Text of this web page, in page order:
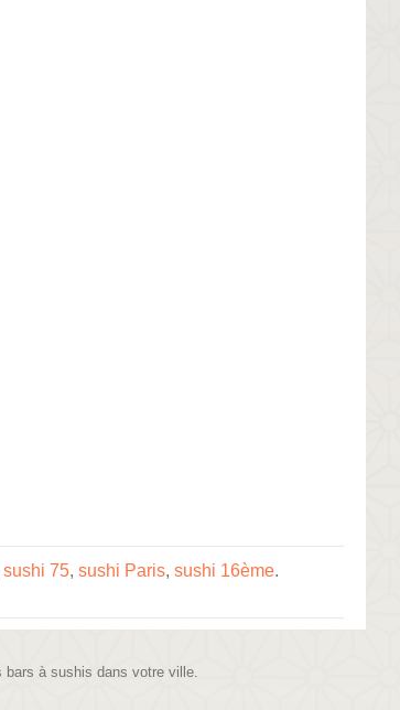
sushi 75, sushi Paris, sushi 16ème.
à sushis dans votre ville.